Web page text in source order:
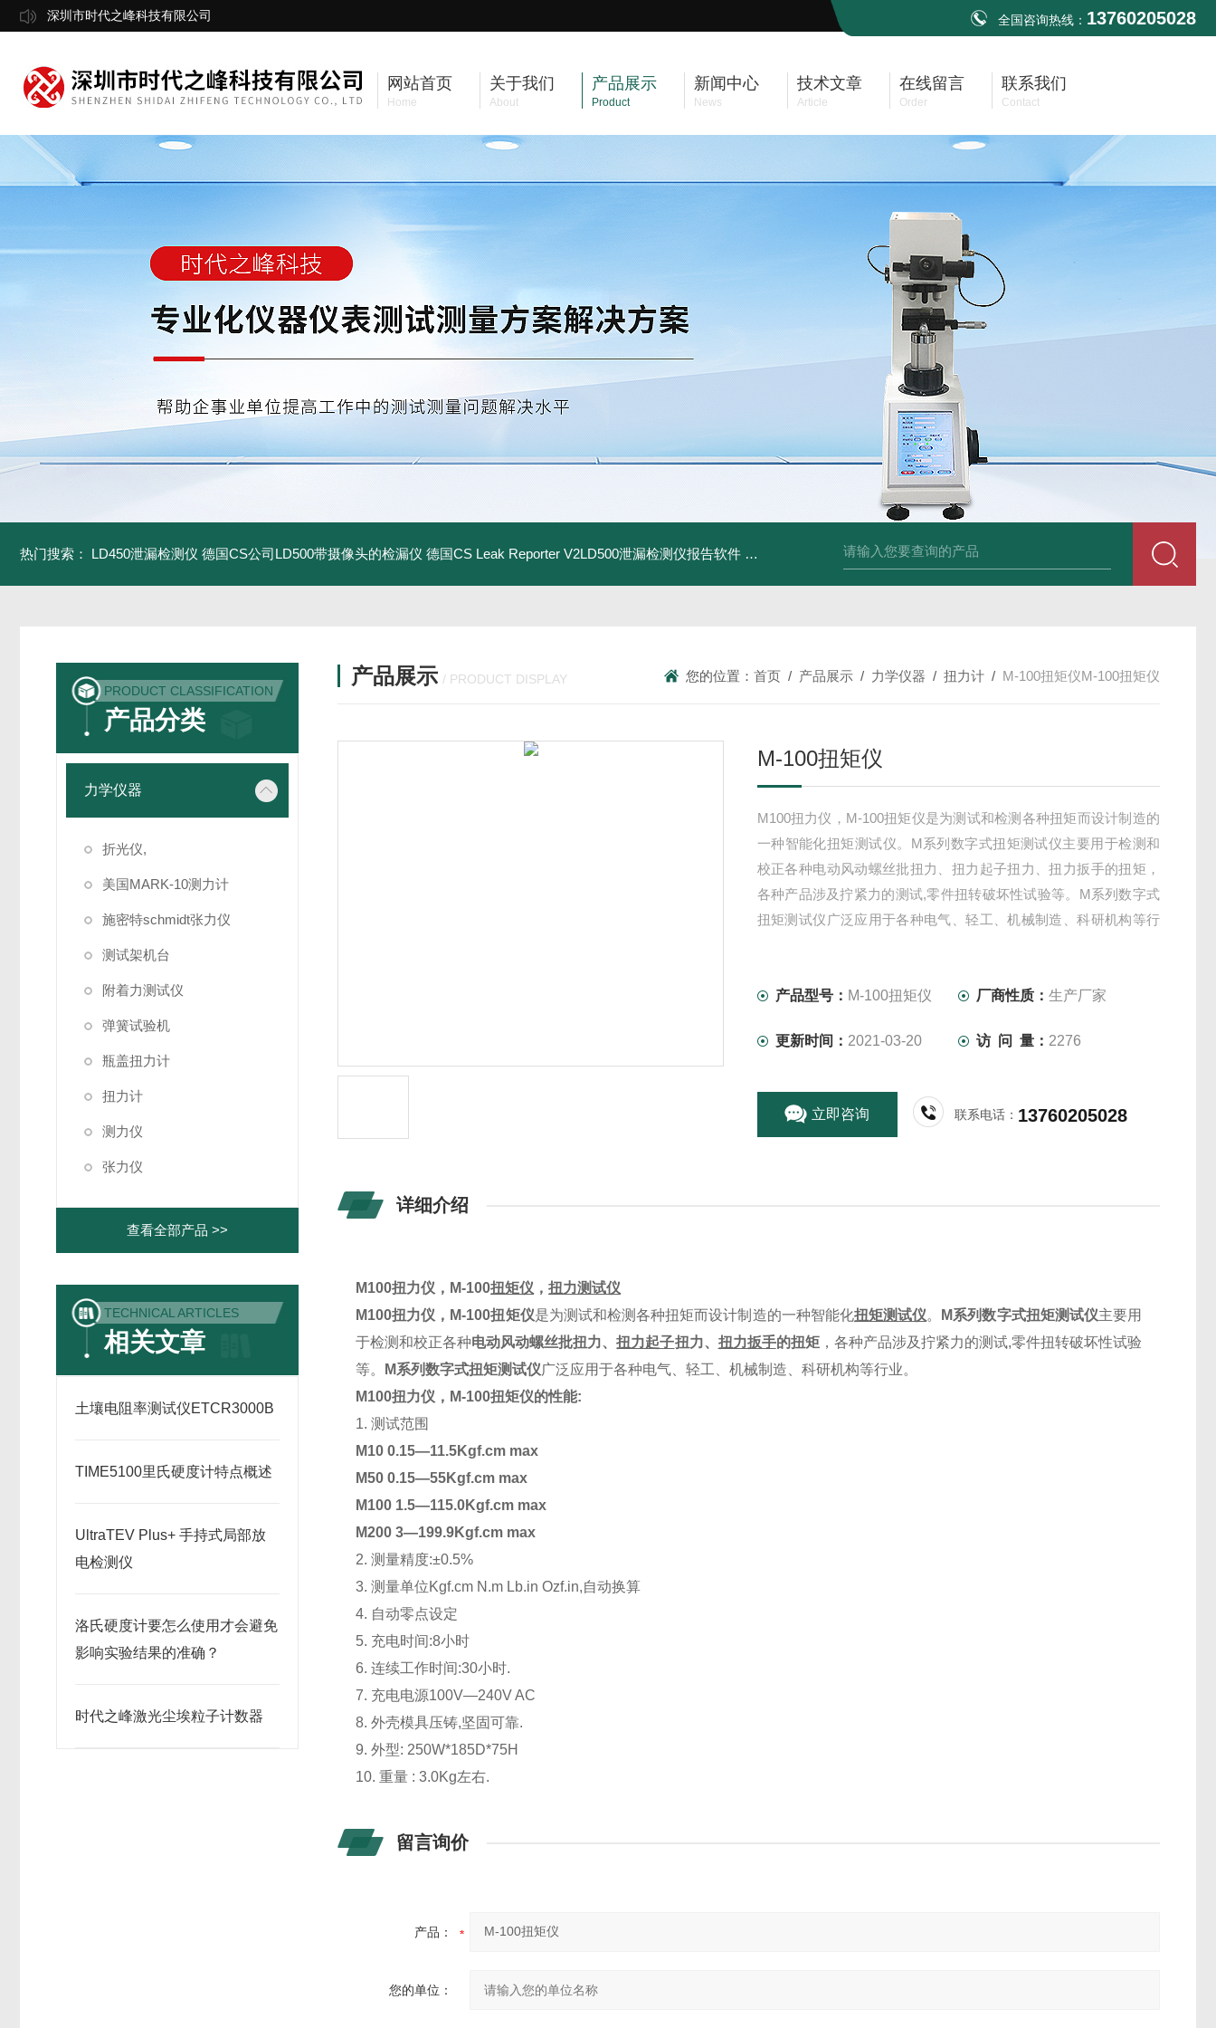
深圳市时代之峰科技有限公司 全国咨询热线： 13760205028
网站首页
Home
关于我们
About
产品展示
Product
新闻中心
News
技术文章
Article
在线留言
Order
联系我们
Contact
热门搜索： LD450泄漏检测仪 德国CS公司LD500带摄像头的检漏仪 德国CS Leak Reporter V2LD500泄漏检测仪报告软件 UltraCam LD500德国CS公司声学泄漏摄像机检测仪 德国美翠Metrel MI2088
PRODUCT CLASSIFICATION
产品分类
力学仪器
折光仪,
美国MARK-10测力计
施密特schmidt张力仪
测试架机台
附着力测试仪
弹簧试验机
瓶盖扭力计
扭力计
测力仪
张力仪
查看全部产品 >>
TECHNICAL ARTICLES
相关文章
土壤电阻率测试仪ETCR3000B
TIME5100里氏硬度计特点概述
UltraTEV Plus+ 手持式局部放
电检测仪
洛氏硬度计要怎么使用才会避免
影响实验结果的准确？
时代之峰激光尘埃粒子计数器
产品展示 / PRODUCT DISPLAY 您的位置： 首页 / 产品展示 / 力学仪器 / 扭力计 / M-100扭矩仪M-100扭矩仪
M-100扭矩仪
M100扭力仪，M-100扭矩仪是为测试和检测各种扭矩而设计制造的
一种智能化扭矩测试仪。M系列数字式扭矩测试仪主要用于检测和
校正各种电动风动螺丝批扭力、扭力起子扭力、扭力扳手的扭矩，
各种产品涉及拧紧力的测试,零件扭转破坏性试验等。M系列数字式
扭矩测试仪广泛应用于各种电气、轻工、机械制造、科研机构等行
产品型号： M-100扭矩仪 厂商性质：生产厂家
更新时间： 2021-03-20 访 问 量： 2276
立即咨询 联系电话： 13760205028
详细介绍
M100扭力仪， M-100扭矩仪 ，扭力测试仪
M100扭力仪， M-100扭矩仪是为测试和检测各种扭矩而设计制造的一种智能化扭矩测试仪。 M系列数字式扭矩测试仪主要用
于检测和校正各种电动风动螺丝批扭力、扭力起子扭力、 扭力扳手的扭矩，各种产品涉及拧紧力的测试,零件扭转破坏性试验
等。
M系列数字式扭矩测试仪广泛应用于各种电气、轻工、机械制造、科研机构等行业。
M100扭力仪， M-100扭矩仪的性能:
1. 测试范围
M10 0.15—11.5Kgf.cm max
M50 0.15—55Kgf.cm max
M100 1.5—115.0Kgf.cm max
M200 3—199.9Kgf.cm max
2. 测量精度:±0.5%
3. 测量单位Kgf.cm N.m Lb.in Ozf.in,自动换算
4. 自动零点设定
5. 充电时间:8小时
6. 连续工作时间:30小时.
7. 充电电源100V—240V AC
8. 外壳模具压铸,坚固可靠.
9. 外型: 250W*185D*75H
10. 重量 : 3.0Kg左右.
留言询价
产品：
您的单位：